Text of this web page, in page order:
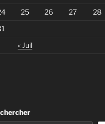
25 26 27 28
« Juil